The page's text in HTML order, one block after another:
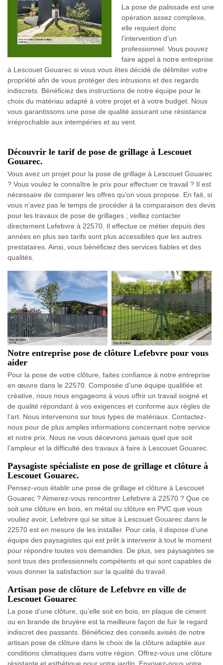
La pose de palissade est une
opération assez complexe,
elle requiert donc
l’intervention d’un
professionnel. Vous pouvez
faire appel à notre entreprise
à Lescouet Gouarec si vous vous êtes décidé de délimiter votre
propriété afin de vous protéger des intrusions et des regards
indiscrets. Bénéficiez des instructions de notre équipe pour le
choix du matériau adapté à votre projet et à votre budget. Nous
vous garantissons une pose de qualité assurant une résistance
irréprochable aux intempéries et au vent.
Découvrir le tarif de pose de grillage à Lescouet
Gouarec.
Vous avez un projet pour la pose de grillage à Lescouet Gouarec
? Vous voulez le connaître le prix pour effectuer ce travail ? Il est
nécessaire de comparer les offres qu’on vous propose. En fait, si
vous n’avez pas le temps de procéder à la comparaison des devis
pour les travaux de pose de grillages ; veillez contacter
directement Lefebvre à 22570. Il effectue ce métier depuis des
années en plus ses tarifs sont plus accessibles que les autres
prestataires. Ainsi, vous bénéficiez des services fiables et des
qualités.
Notre entreprise pose de clôture Lefebvre pour vous
aider
Pour la pose de votre clôture, faites confiance à notre entreprise
en œuvre dans le 22570. Composée d’une équipe qualifiée et
créative, nous nous engageons à vous offrir un travail soigné et
de qualité répondant à vos exigences et conforme aux règles de
l’art. Nous intervenons sur tous types de matériaux. Contactez-
nous pour de plus amples informations concernant notre service
et notre prix. Nous ne vous décevrons jamais quel que soit
l’ampleur et la difficulté des travaux à faire à Lescouet Gouarec.
Paysagiste spécialiste en pose de grillage et clôture à
Lescouet Gouarec.
Pensez-vous établir une pose de grillage et clôture à Lescouet
Gouarec ? Aimerez-vous rencontrer Lefebvre à 22570 ? Que ce
soit une clôture en bois, en métal ou clôture en PVC que vous
vouliez avoir, Lefebvre qui se situe à Lescouet Gouarec dans le
22570 est en mesure de les installer. Pour cela, il dispose d’une
équipe des paysagistes qui est prêt à intervenir à tout le moment
pour répondre toutes vos demandes. De plus, ses paysagistes se
sont tous des professionnels compétents et qui sont capables de
vous donner la satisfaction sur la qualité du travail.
Artisan pose de clôture de Lefebvre en ville de
Lescouet Gouarec
La pose d’une clôture, qu’elle soit en bois, en plaque de ciment
ou en brande de bruyère est la meilleure façon de fuir le regard
indiscret des passants. Bénéficiez des conseils avisés de notre
artisan pose de clôture dans le choix de la clôture adaptée aux
conditions climatiques dans votre région. Offrez-vous une clôture